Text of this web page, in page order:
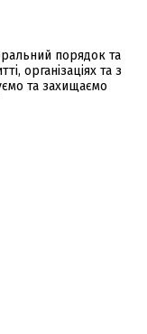
порядок та
організаціях та з
та захищаємо